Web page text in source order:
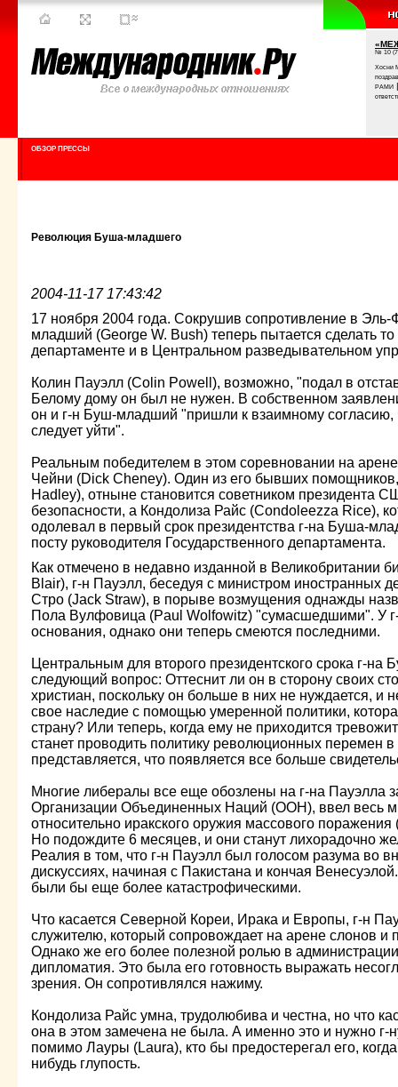
№ 10
Хосни
РАМИ
ОБЗОР ПРЕССЫ
Революция Буша-младшего
2004-11-17 17:43:42
17 ноября 2004 года. Сокрушив сопротивление в
младший (George W. Bush) теперь пытается сделать
департаменте и в Центральном разведывательном
Колин Пауэлл (Colin Powell), возможно, "подал в
Белому дому он был не нужен. В собственном
он и г-н Буш-младший "пришли к взаимному
следует уйти".
Реальным победителем в этом соревновании на
Чейни (Dick Cheney). Один из его бывших
Hadley), отныне становится советником президента
безопасности, а Кондолиза Райс (Condoleezza Rice),
одолевал в первый срок президентства г-на Буша-
посту руководителя Государственного департамента.
Как отмечено в недавно изданной в Великобритании
Blair), г-н Пауэлл, беседуя с министром иностранных
Стро (Jack Straw), в порыве возмущения однажды
Пола Вулфовица (Paul Wolfowitz) "сумасшедшими". У
основания, однако они теперь смеются последними.
Центральным для второго президентского срока г-на
следующий вопрос: Оттеснит ли он в сторону своих
христиан, поскольку он больше в них не нуждается, и
свое наследие с помощью умеренной политики,
страну? Или теперь, когда ему не приходится
станет проводить политику революционных перемен
представляется, что появляется все больше
Многие либералы все еще обозлены на г-на Пауэлла
Организации Объединенных Наций (ООН), ввел весь
относительно иракского оружия массового
Но подождите 6 месяцев, и они станут лихорадочно
Реалия в том, что г-н Пауэлл был голосом разума во
дискуссиях, начиная с Пакистана и кончая
были бы еще более катастрофическими.
Что касается Северной Кореи, Ирака и Европы, г-н
служителю, который сопровождает на арене слонов и
Однако же его более полезной ролью в
дипломатия. Это была его готовность выражать
зрения. Он сопротивлялся нажиму.
Кондолиза Райс умна, трудолюбива и честна, но что
она в этом замечена не была. А именно это и нужно
помимо Лауры (Laura), кто бы предостерегал его,
нибудь глупость.